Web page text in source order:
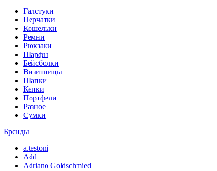
Галстуки
Перчатки
Кошельки
Ремни
Рюкзаки
Шарфы
Бейсболки
Визитницы
Шапки
Кепки
Портфели
Разное
Сумки
Бренды
a.testoni
Add
Adriano Goldschmied